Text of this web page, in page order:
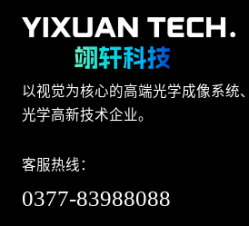
以视觉为核心的高端光学成像系统
光学高新技术企业。
客服热线：
0377-83988088